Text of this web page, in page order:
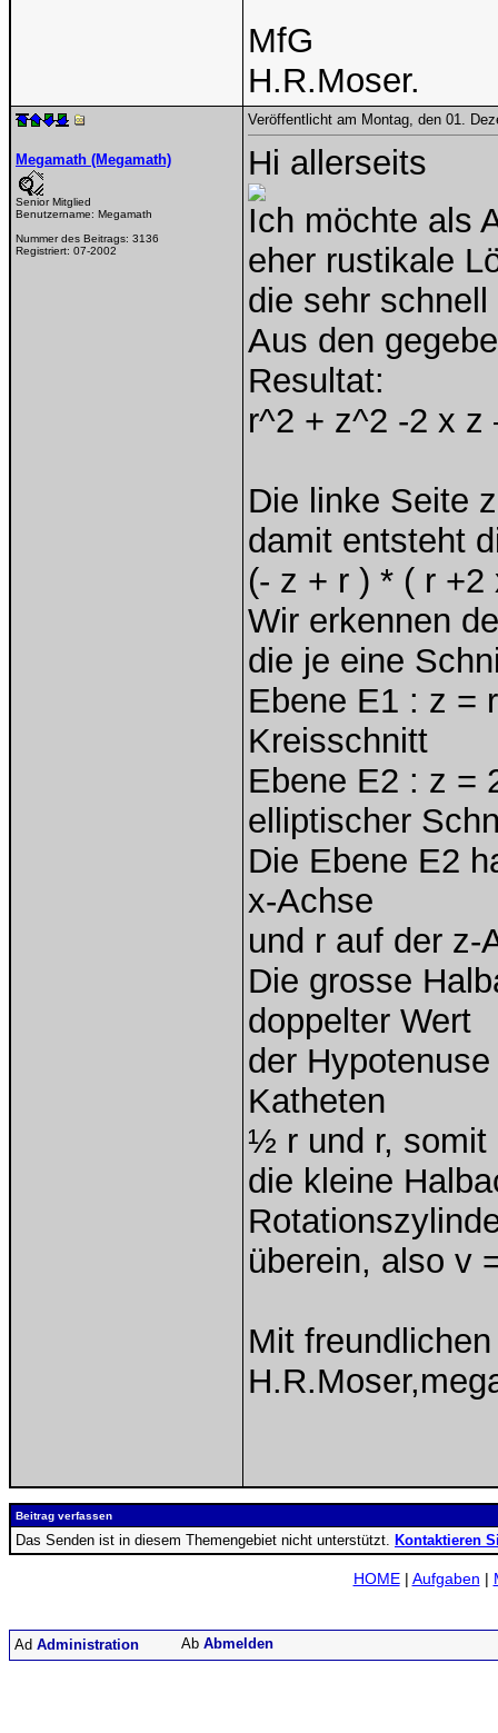
MfG
H.R.Moser.
Megamath (Megamath)
Senior Mitglied
Benutzername: Megamath
Nummer des Beitrags: 3136
Registriert: 07-2002
Veröffentlicht am Montag, den 01.
Hi allerseits
Ich möchte als
eher rustikale
die sehr
Aus den
Resultat:
r^2 + z^2 -2 x z
Die linke Seite
damit entsteht
(- z + r ) * ( r +2
Wir erkennen
die je eine
Ebene E1 : z =
Kreisschnitt
Ebene E2 : z =
elliptischer
Die Ebene E2
x-Achse
und r auf der z-
Die grosse
doppelter Wert
der
Katheten
½ r und r, somit
die kleine
überein, also v
Mit
Beitrag verfassen
Das Senden ist in diesem Themengebiet nicht unterstützt. Kontaktieren
HOME| Aufgaben |
Administration Abmelden